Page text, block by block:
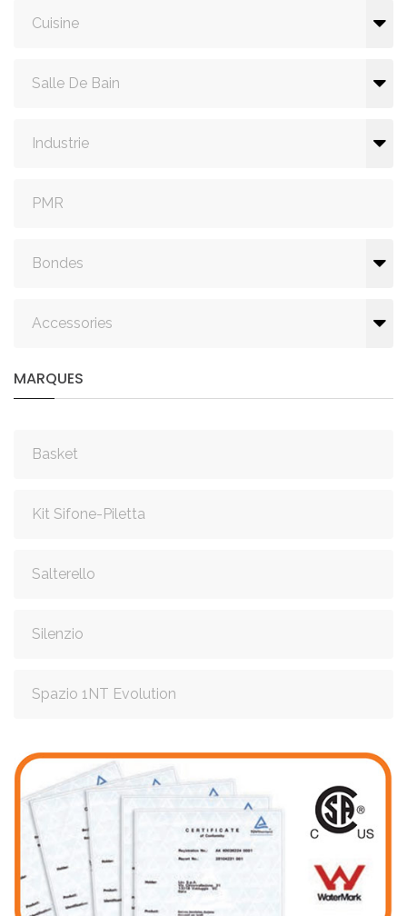
Cuisine
Salle De Bain
Industrie
PMR
Bondes
Accessories
MARQUES
Basket
Kit Sifone-Piletta
Salterello
Silenzio
Spazio 1NT Evolution